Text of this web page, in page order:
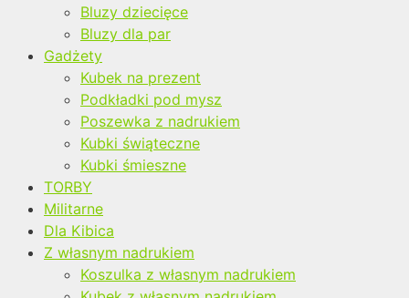
Bluzy dziecięce
Bluzy dla par
Gadżety
Kubek na prezent
Podkładki pod mysz
Poszewka z nadrukiem
Kubki świąteczne
Kubki śmieszne
TORBY
Militarne
Dla Kibica
Z własnym nadrukiem
Koszulka z własnym nadrukiem